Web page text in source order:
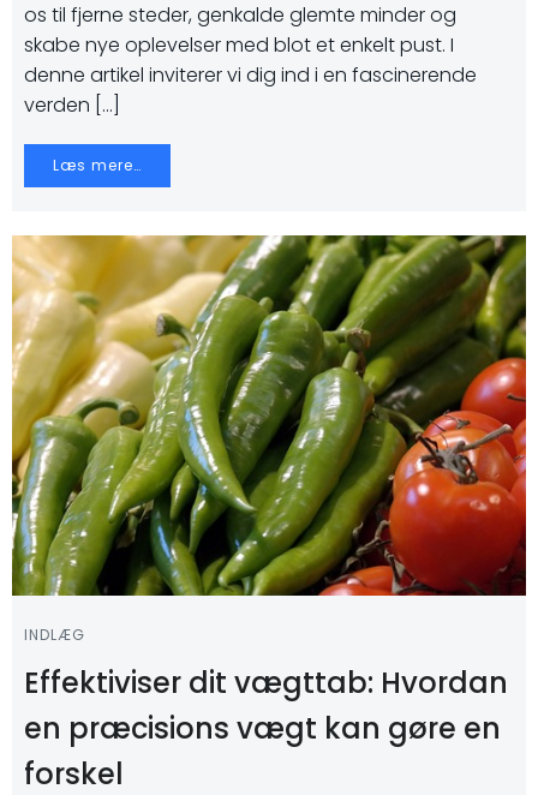
os til fjerne steder, genkalde glemte minder og
skabe nye oplevelser med blot et enkelt pust. I
denne artikel inviterer vi dig ind i en fascinerende
verden […]
Læs mere…
INDLÆG
Effektiviser dit vægttab: Hvordan
en præcisions vægt kan gøre en
forskel